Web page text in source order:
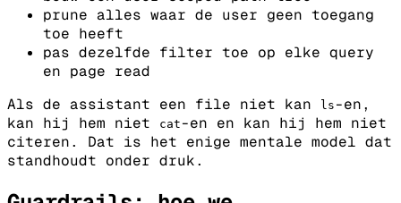
prune alles waar de user geen toegang
toe heeft
pas dezelfde filter toe op elke query
en page read
Als de assistant een file niet kan
ls -en,
kan hij hem niet
cat -en en kan hij hem niet
citeren.
Dat is het enige mentale model dat
standhoudt onder druk.